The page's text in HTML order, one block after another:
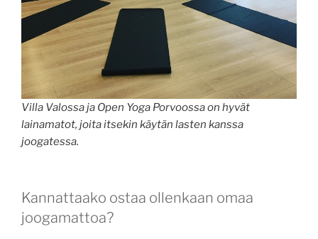
Villa Valossa ja Open Yoga Porvoossa on hyvät
lainamatot, joita itsekin käytän lasten kanssa
joogatessa.
Kannattaako ostaa ollenkaan omaa
joogamattoa?